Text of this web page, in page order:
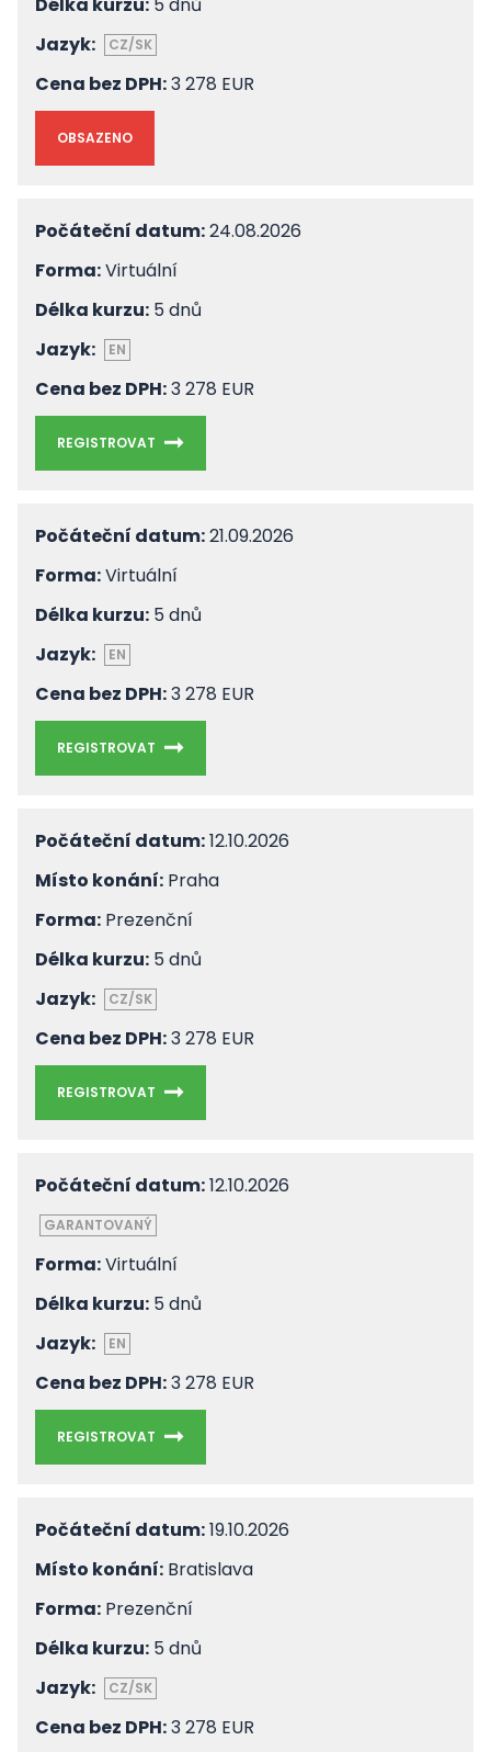
Jazyk:
CZ/SK
Cena bez DPH:3 278 EUR
OBSAZENO
Počáteční datum:24.08.2026
Forma:Virtuální
Délka kurzu: 5 dnů
Jazyk:
EN
Cena bez DPH:3 278 EUR
REGISTROVAT
Počáteční datum:21.09.2026
Forma:Virtuální
Délka kurzu: 5 dnů
Jazyk:
EN
Cena bez DPH:3 278 EUR
REGISTROVAT
Počáteční datum:12.10.2026
Místo konání: Praha
Forma: Prezenční
Délka kurzu: 5 dnů
Jazyk:
CZ/SK
Cena bez DPH:3 278 EUR
REGISTROVAT
Počáteční datum:12.10.2026
GARANTOVANÝ
Forma:Virtuální
Délka kurzu: 5 dnů
Jazyk:
EN
Cena bez DPH:3 278 EUR
REGISTROVAT
Počáteční datum:19.10.2026
Místo konání: Bratislava
Forma: Prezenční
Délka kurzu: 5 dnů
Jazyk:
CZ/SK
Cena bez DPH:3 278 EUR